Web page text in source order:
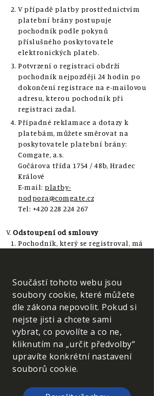
V případě platby prostřednictvím
platební brány postupuje
pochodník podle pokynů
příslušného poskytovatele
elektronických plateb.
Potvrzení o registraci obdrží
pochodník nejpozději 24 hodin po
dokončení registrace na e-mailovou
adresu, kterou pochodník při
registraci zadal.
Případné reklamace a dotazy k
platebám, můžete směrovat na
poskytovatele platební brány:
Comgate, a.s.
Gočárova třída 1754 / 48b, Hradec
Králové
E-mail: platby-
podpora@comgate.cz
Tel: +420 228 224 267
Odstoupení od smlouvy
Pochodník, který se registroval, má
Lhůta pro odstoupení od smlouvy
činí 12 hodin.
Jiné důvody odstoupení pořadatel
nepřipouští.
Pro dodržení lhůty pro odstoupení
od smlouvy musí pochodník
odeslat prohlášení o odstoupení ve
lhůtě pro odstoupení od smlouvy
reklamace@praha-prcice.cz
Součástí tohoto webu jsou
soubory cookie, které můžete
dle zákona nepovolit. Pokud si
nejste jisti a chcete sami
vybrat, co povolíte a co ne,
kliknutím na „určit předvolby“
upravíte konkrétní nastavení
souborů cookie.